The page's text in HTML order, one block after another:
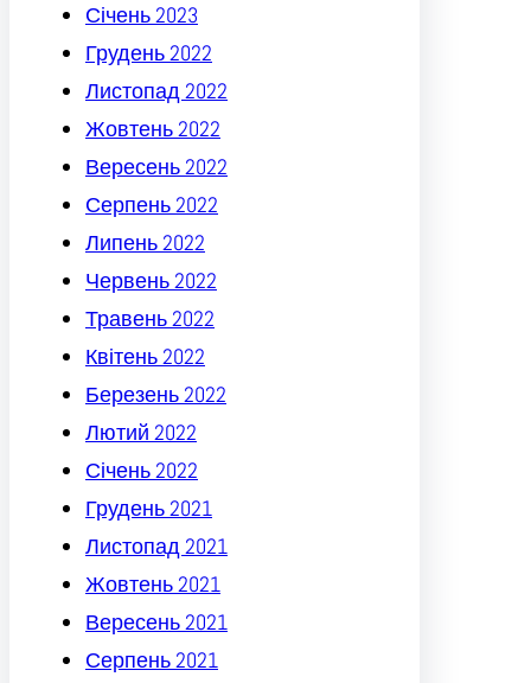
Січень 2023
Грудень 2022
Листопад 2022
Жовтень 2022
Вересень 2022
Серпень 2022
Липень 2022
Червень 2022
Травень 2022
Квітень 2022
Березень 2022
Лютий 2022
Січень 2022
Грудень 2021
Листопад 2021
Жовтень 2021
Вересень 2021
Серпень 2021